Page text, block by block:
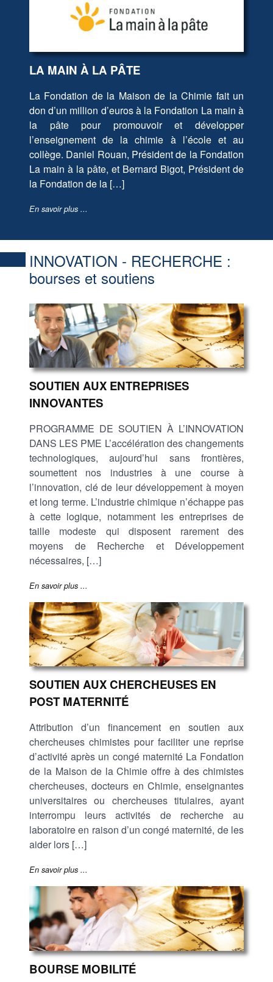
LA MAIN À LA PÂTE
La Fondation de la Maison de la Chimie fait un
don d’un million d’euros à la Fondation La main à
la pâte pour promouvoir et développer
l’enseignement de la chimie à l’école et au
collège. Daniel Rouan, Président de la Fondation
La main à la pâte, et Bernard Bigot, Président de
la Fondation de la […]
En savoir plus ...
INNOVATION - RECHERCHE :
bourses et soutiens
SOUTIEN AUX ENTREPRISES
INNOVANTES
PROGRAMME DE SOUTIEN À L’INNOVATION
DANS LES PME L’accélération des changements
technologiques, aujourd’hui sans frontières,
soumettent nos industries à une course à
l’innovation, clé de leur développement à moyen
et long terme. L’industrie chimique n’échappe pas
à cette logique, notamment les entreprises de
taille modeste qui disposent rarement des
moyens de Recherche et Développement
nécessaires, […]
En savoir plus ...
SOUTIEN AUX CHERCHEUSES EN
POST MATERNITÉ
Attribution d’un financement en soutien aux
chercheuses chimistes pour faciliter une reprise
d’activité après un congé maternité La Fondation
de la Maison de la Chimie offre à des chimistes
chercheuses, docteurs en Chimie, enseignantes
universitaires ou chercheuses titulaires, ayant
interrompu leurs activités de recherche au
laboratoire en raison d’un congé maternité, de les
aider lors […]
En savoir plus ...
BOURSE MOBILITÉ